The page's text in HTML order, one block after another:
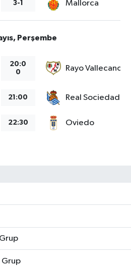
3-1 Mallorca
Perşembe
20:0
0
Rayo Vallecano
21:00 Real Sociedad
22:30 Oviedo
Grup